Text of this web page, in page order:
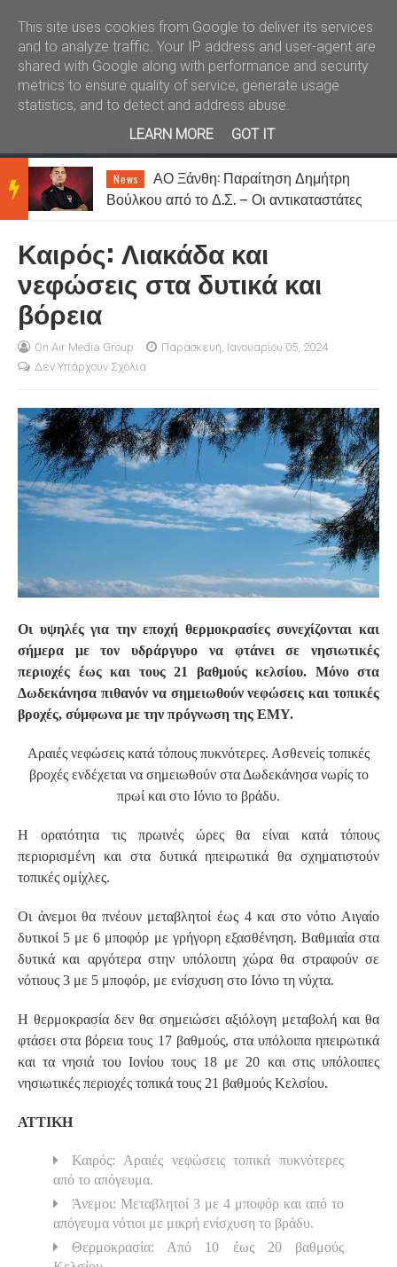
Καλώς ήλθατε Kral News
BRE
AKIN
NEW
Lifestyle
Δεκαπενταύγουστος στην
Ξάνθη: Τα προσκυνήματα και τα
Καιρός: Λιακάδα και
νεφώσεις στα δυτικά και
βόρεια
On Air Media Group
Παρασκευή, Ιανουαρίου 05, 2024
Δεν Υπάρχουν Σχόλια
Οι υψηλές για την εποχή θερμοκρασίες συνεχίζονται και
σήμερα με τον υδράργυρο να φτάνει σε νησιωτικές
περιοχές έως και τους 21 βαθμούς κελσίου. Μόνο στα
Δωδεκάνησα πιθανόν να σημειωθούν νεφώσεις και τοπικές
βροχές, σύμφωνα με την πρόγνωση της ΕΜΥ.
Αραιές νεφώσεις κατά τόπους πυκνότερες. Ασθενείς τοπικές
βροχές ενδέχεται να σημειωθούν στα Δωδεκάνησα νωρίς το
πρωί και στο Ιόνιο το βράδυ.
Η ορατότητα τις πρωινές ώρες θα είναι κατά τόπους
περιορισμένη και στα δυτικά ηπειρωτικά θα σχηματιστούν
τοπικές ομίχλες.
Οι άνεμοι θα πνέουν μεταβλητοί έως 4 και στο νότιο Αιγαίο
δυτικοί 5 με 6 μποφόρ με γρήγορη εξασθένηση. Βαθμιαία στα
δυτικά και αργότερα στην υπόλοιπη χώρα θα στραφούν σε
νότιους 3 με 5 μποφόρ, με ενίσχυση στο Ιόνιο τη νύχτα.
Η θερμοκρασία δεν θα σημειώσει αξιόλογη μεταβολή και θα
φτάσει στα βόρεια τους 17 βαθμούς, στα υπόλοιπα ηπειρωτικά
και τα νησιά του Ιονίου τους 18 με 20 και στις υπόλοιπες
νησιωτικές περιοχές τοπικά τους 21 βαθμούς Κελσίου.
ΑΤΤΙΚΗ
Καιρός: Αραιές νεφώσεις τοπικά πυκνότερες
από το απόγευμα.
Άνεμοι: Μεταβλητοί 3 με 4 μποφόρ και από το
απόγευμα νότιοι με μικρή ενίσχυση το βράδυ.
Θερμοκρασία: Από 10 έως 20 βαθμούς
This site uses cookies from Google to deliver its services
and to analyze traffic. Your IP address and user-agent are
shared with Google along with performance and security
metrics to ensure quality of service, generate usage
statistics, and to detect and address abuse.
LEARN MORE
GOT IT